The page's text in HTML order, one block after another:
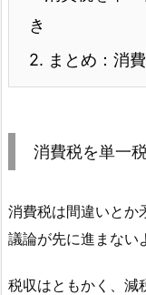
き
2. まとめ：消
消費税を単一
消費税は間違いとか
議論が先に進まない
税収はともかく、減